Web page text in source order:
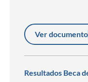
Ver documento
Resultados Beca